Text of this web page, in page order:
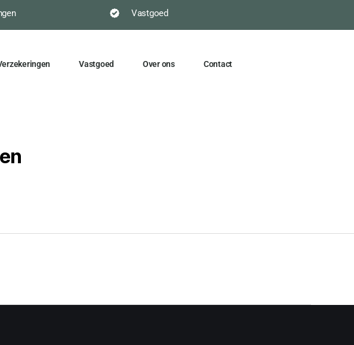
Vastgoed
Vastgoed Over ons Contact